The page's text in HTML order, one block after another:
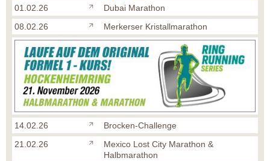
01.02.26
Dubai Marathon
08.02.26
Merkerser Kristallmarathon
14.02.26
Brocken-Challenge
21.02.26
Mexico Lost City Marathon &
Halbmarathon